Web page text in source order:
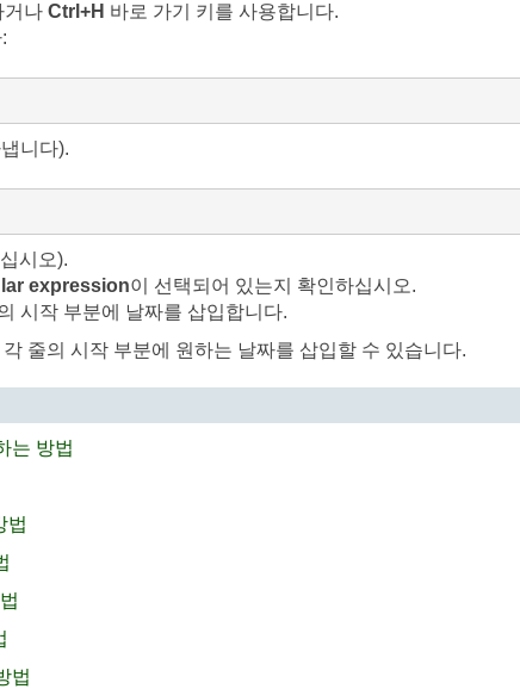
거나 Ctrl+H 바로 가기 키를 사용합니다.
니다).
시오).
expression이 선택되어 있는지 확인하십시오.
시작 부분에 날짜를 삽입합니다.
줄의 시작 부분에 원하는 날짜를 삽입할 수 있습니다.
는 방법
법
법